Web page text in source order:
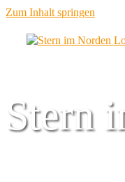
Zum Inhalt springen
Stern